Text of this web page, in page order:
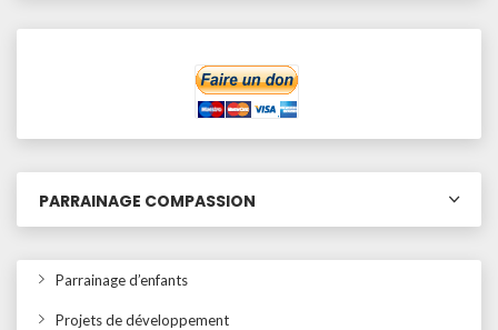
PARRAINAGE COMPASSION
Parrainage d’enfants
Projets de développement